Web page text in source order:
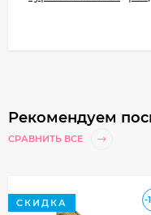
Рекомендуем
СРАВНИТЬ ВСЕ
-
СКИДКА